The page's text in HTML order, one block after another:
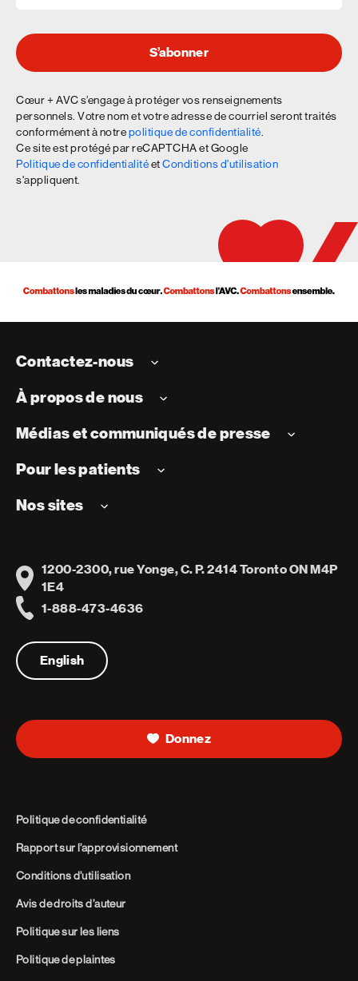
S’abonner
Cœur + AVC s’engage à protéger vos renseignements
personnels. Votre nom et votre adresse de courriel seront traités
conformément à notrepolitique de confidentialité
Ce site est protégé par reCAPTCHA et Google
Politique de confidentialitéetConditions d'utilisation
s'appliquent.
Contactez-nous
À propos de nous
Médias et communiqués de presse
Pour les patients
Nos sites
Address
1200-2300, rue Yonge, C. P. 2414 Toronto ON M4P
1E4
1-888-473-4636
English
Donnez
Politique de confidentialité
Rapport sur l’approvisionnement
Conditions d’utilisation
Avis de droits d’auteur
Politique sur les liens
Politique de plaintes